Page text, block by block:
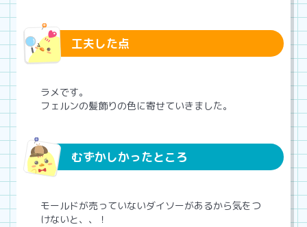
工夫した点
ラメです。
フェルンの髪飾りの色に寄せていきました。
むずかしかったところ
モールドが売っていないダイソーがあるから気をつ
けないと、、！